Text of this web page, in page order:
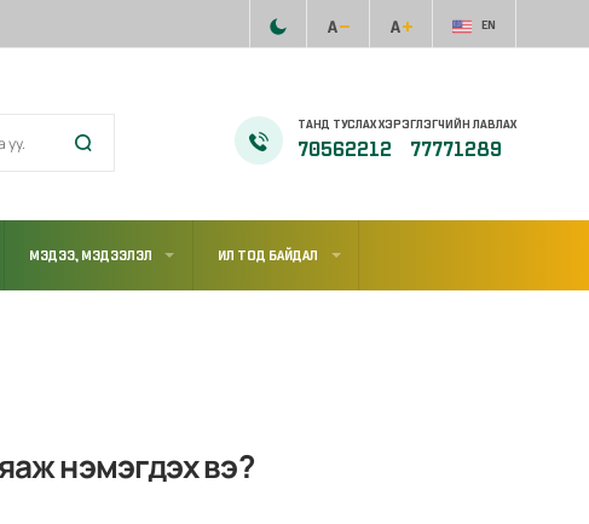
EN
ТАНД ТУСЛАХ ХЭРЭГЛЭГЧИЙН ЛАВЛАХ
70562212 77771289
МЭДЭЭ, МЭДЭЭЛЭЛ ИЛ ТОД БАЙДАЛ
нэмэгдэх вэ?